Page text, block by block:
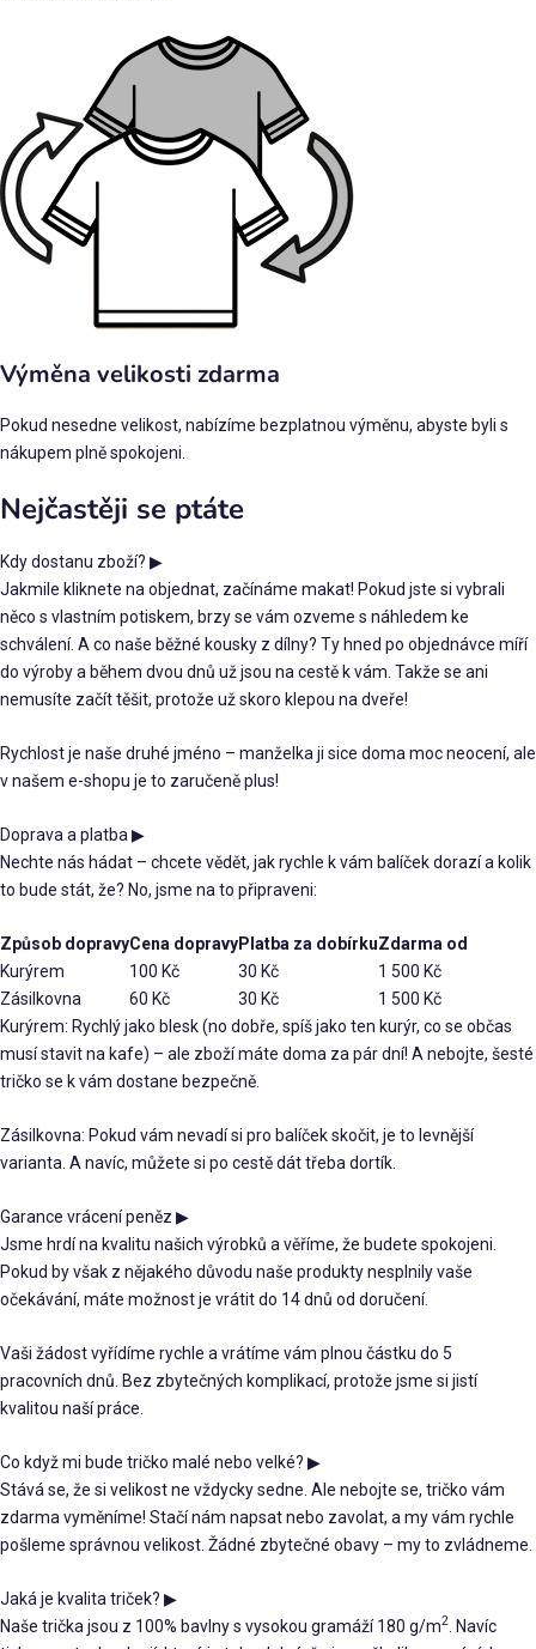
Výměna velikosti zdarma
Pokud nesedne velikost, nabízíme bezplatnou výměnu, abyste byli s
nákupem plně spokojeni.
Nejčastěji se ptáte
Kdy dostanu zboží? ▶
Jakmile kliknete na objednat, začínáme makat! Pokud jste si vybrali
něco s vlastním potiskem, brzy se vám ozveme s náhledem ke
schválení. A co naše běžné kousky z dílny? Ty hned po objednávce míří
do výroby a během dvou dnů už jsou na cestě k vám. Takže se ani
nemusíte začít těšit, protože už skoro klepou na dveře!
Rychlost je naše druhé jméno – manželka ji sice doma moc neocení, ale
v našem e-shopu je to zaručeně plus!
Doprava a platba ▶
Nechte nás hádat – chcete vědět, jak rychle k vám balíček dorazí a kolik
to bude stát, že? No, jsme na to připraveni:
Způsob dopravyCena dopravyPlatba za dobírkuZdarma od
Kurýrem
100 Kč 30 Kč
1 500 Kč
Zásilkovna
60 Kč 30 Kč
1 500 Kč
Kurýrem: Rychlý jako blesk (no dobře, spíš jako ten kurýr, co se občas
musí stavit na kafe) – ale zboží máte doma za pár dní! A nebojte, šesté
tričko se k vám dostane bezpečně.
Zásilkovna: Pokud vám nevadí si pro balíček skočit, je to levnější
varianta. A navíc, můžete si po cestě dát třeba dortík.
Garance vrácení peněz ▶
Jsme hrdí na kvalitu našich výrobků a věříme, že budete spokojeni.
Pokud by však z nějakého důvodu naše produkty nesplnily vaše
očekávání, máte možnost je vrátit do 14 dnů od doručení.
Vaši žádost vyřídíme rychle a vrátíme vám plnou částku do 5
pracovních dnů. Bez zbytečných komplikací, protože jsme si jistí
kvalitou naší práce.
Co když mi bude tričko malé nebo velké? ▶
Stává se, že si velikost ne vždycky sedne. Ale nebojte se, tričko vám
zdarma vyměníme! Stačí nám napsat nebo zavolat, a my vám rychle
pošleme správnou velikost. Žádné zbytečné obavy – my to zvládneme.
Jaká je kvalita triček? ▶
Naše trička jsou z 100% bavlny s vysokou gramáží 180 g/m2
. Navíc